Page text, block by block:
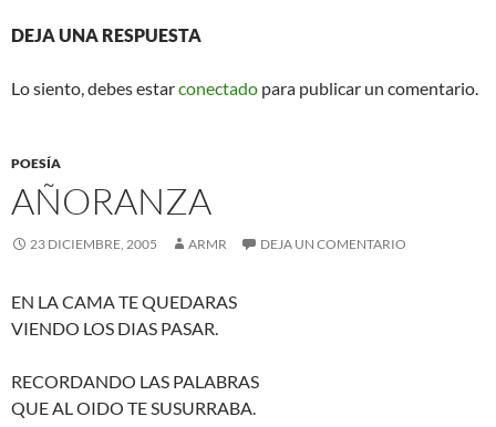
DEJA UNA RESPUESTA
Lo siento, debes estarconectado para publicar un comentario.
POESÍA
AÑORANZA
23 DICIEMBRE, 2005 ARMR DEJA UN COMENTARIO
EN LA CAMA TE QUEDARAS
VIENDO LOS DIAS PASAR.
RECORDANDO LAS PALABRAS
QUE AL OIDO TE SUSURRABA.